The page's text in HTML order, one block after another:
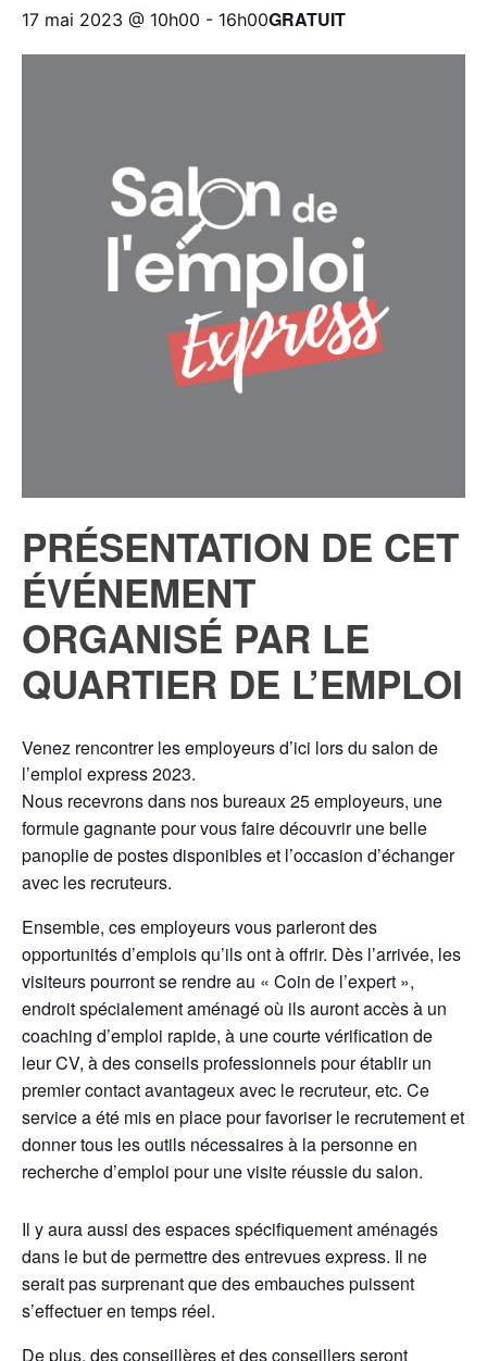
17 mai 2023 @ 10h00 - 16h00GRATUIT
PRÉSENTATION DE CET
ÉVÉNEMENT
ORGANISÉ PAR LE
QUARTIER DE L’EMPLOI
Venez rencontrer les employeurs d’ici lors du salon de
l’emploi express 2023.
Nous recevrons dans nos bureaux 25 employeurs, une
formule gagnante pour vous faire découvrir une belle
panoplie de postes disponibles et l’occasion d’échanger
avec les recruteurs.
Ensemble, ces employeurs vous parleront des
opportunités d’emplois qu’ils ont à offrir. Dès l’arrivée, les
visiteurs pourront se rendre au « Coin de l’expert »,
endroit spécialement aménagé où ils auront accès à un
coaching d’emploi rapide, à une courte vérification de
leur CV, à des conseils professionnels pour établir un
premier contact avantageux avec le recruteur, etc. Ce
service a été mis en place pour favoriser le recrutement et
donner tous les outils nécessaires à la personne en
recherche d’emploi pour une visite réussie du salon.
Il y aura aussi des espaces spécifiquement aménagés
dans le but de permettre des entrevues express. Il ne
serait pas surprenant que des embauches puissent
s’effectuer en temps réel.
De plus, des conseillères et des conseillers seront